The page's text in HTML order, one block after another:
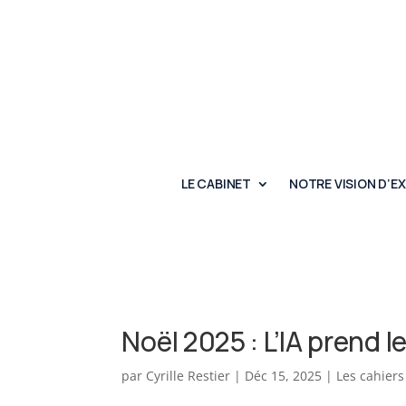
LE CABINET NOTRE VISION
Noël 2025 : L’IA prend
par Cyrille Restier | Déc 15, 2025 | Les cahiers